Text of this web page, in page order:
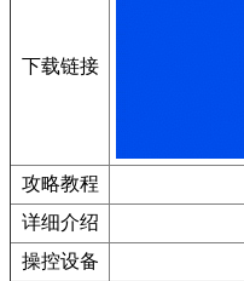
下载链接
攻略教程
详细介绍
操控设备